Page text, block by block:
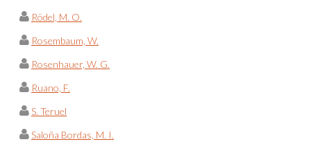
Rödel, M. O.
Rosembaum, W.
Rosenhauer, W. G.
Ruano, F.
S. Teruel
Saloña Bordas, M. I.